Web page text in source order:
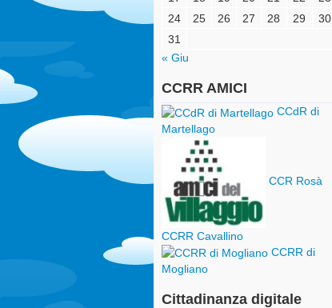
24
25 26 27 28 29
30
31
« Giu
CCRR AMICI
CCdR di
Martellago
CCR Rosà
CCRR Cavallino
CCRR di
Mogliano
Cittadinanza digitale